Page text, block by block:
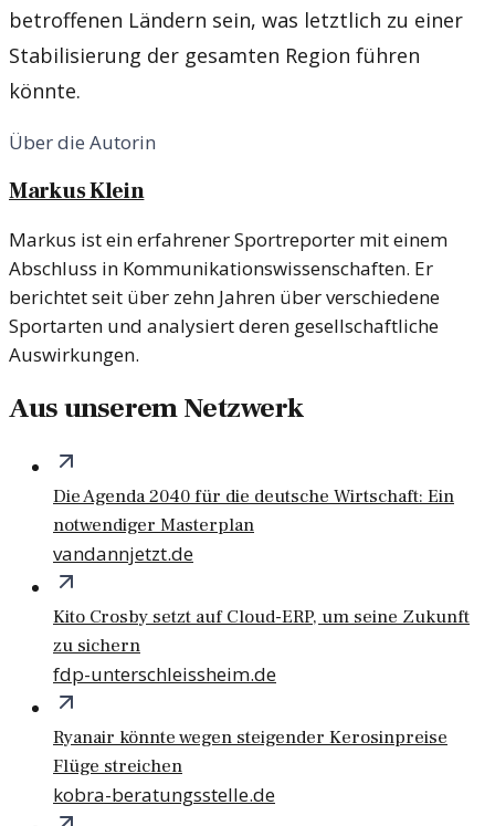
betroffenen Ländern sein, was letztlich zu einer
Stabilisierung der gesamten Region führen
könnte.
Über die Autorin
Markus Klein
Markus ist ein erfahrener Sportreporter mit einem
Abschluss in Kommunikationswissenschaften. Er
berichtet seit über zehn Jahren über verschiedene
Sportarten und analysiert deren gesellschaftliche
Auswirkungen.
Aus unserem Netzwerk
Die Agenda 2040 für die deutsche Wirtschaft: Ein
notwendiger Masterplan
vandannjetzt.de
Kito Crosby setzt auf Cloud-ERP, um seine Zukunft
zu sichern
fdp-unterschleissheim.de
Ryanair könnte wegen steigender Kerosinpreise
Flüge streichen
kobra-beratungsstelle.de